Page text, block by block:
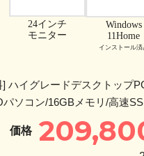
24インチ
モニター
Windows
11Home
インストール済
] ハイグレードデスクトップ
パソコン/16GBメモリ/高速
価格